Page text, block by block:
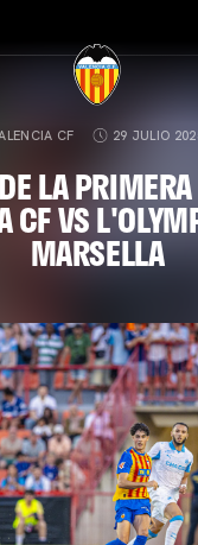
CF 29 JULIO
LA
CF VS
MARSELLA